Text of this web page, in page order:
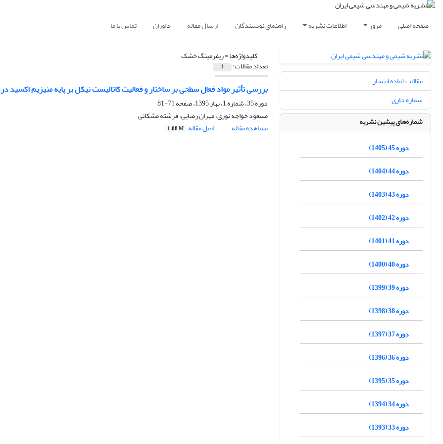
صفحه اصلی مرور اطلاعات نشریه راهنمای نویسندگان ارسال مقاله داوران تماس با ما
کلیدواژه‌ها =ریفرمینگ خشک
تعداد مقالات: 1
بررسی تأثیر مواد فعال سطحی بر ساختار و فعالیت کاتالیست نیکل بر پایه منیزیم
دوره 35، شماره 1، بهار 1395، صفحه
71-81
مسعود خواجه نوری، مهران رضایی، فرشته مشکانی
مشاهده مقاله
اصل مقاله 1.08 M
مقالات آماده انتشار
شماره جاری
شماره‌های پیشین نشریه
دوره 45 (1405)
دوره 44 (1404)
دوره 43 (1403)
دوره 42 (1402)
دوره 41 (1401)
دوره 40 (1400)
دوره 39 (1399)
دوره 38 (1398)
دوره 37 (1397)
دوره 36 (1396)
دوره 35 (1395)
دوره 34 (1394)
دوره 33 (1393)